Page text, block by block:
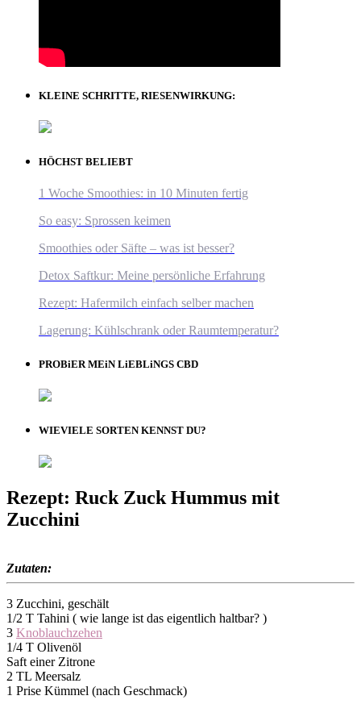
KLEINE SCHRITTE, RIESENWIRKUNG:
HÖCHST BELIEBT
1 Woche Smoothies: in 10 Minuten fertig
So easy: Sprossen keimen
Smoothies oder Säfte – was ist besser?
Detox Saftkur: Meine persönliche Erfahrung
Rezept: Hafermilch einfach selber machen
Lagerung: Kühlschrank oder Raumtemperatur?
PROBiER MEiN LiEBLiNGS CBD
WIEVIELE SORTEN KENNST DU?
Rezept: Ruck Zuck Hummus mit
Zucchini
Zutaten:
3 Zucchini, geschält
1/2 T Tahini ( wie lange ist das eigentlich haltbar? )
3 Knoblauchzehen
1/4 T Olivenöl
Saft einer Zitrone
2 TL Meersalz
1 Prise Kümmel (nach Geschmack)